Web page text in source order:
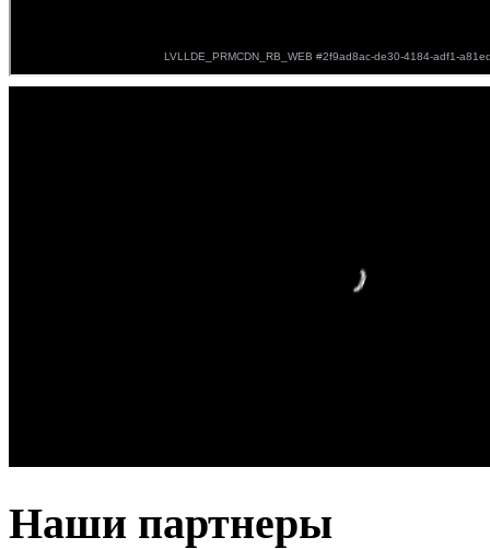
Наши партнеры